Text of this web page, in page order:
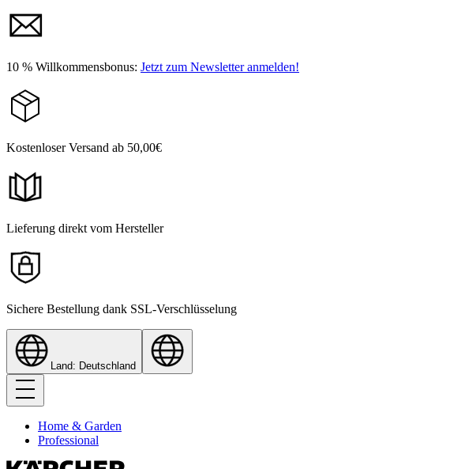
10 % Willkommensbonus: Jetzt zum Newsletter anmelden!
Kostenloser Versand ab 50,00€
Lieferung direkt vom Hersteller
Sichere Bestellung dank SSL-Verschlüsselung
Land: Deutschland
Home & Garden
Professional